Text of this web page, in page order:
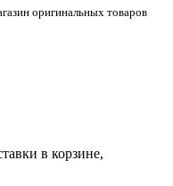
оригинальных товаров
в корзине,